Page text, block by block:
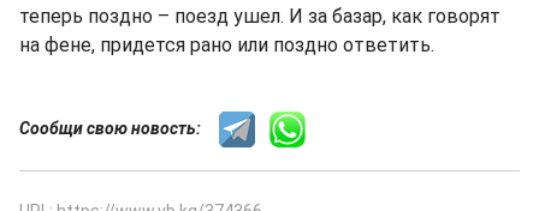
теперь поздно – поезд ушел. И за базар, как говорят
на фене, придется рано или поздно ответить.
Сообщи свою новость: